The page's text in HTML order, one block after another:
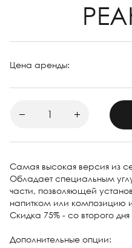
Цена аренды:
Самая высокая версия из
Обладает специальным
части, позволяющей
напитком или композицию
Скидка 75% - со второго
Дополнительные опции: